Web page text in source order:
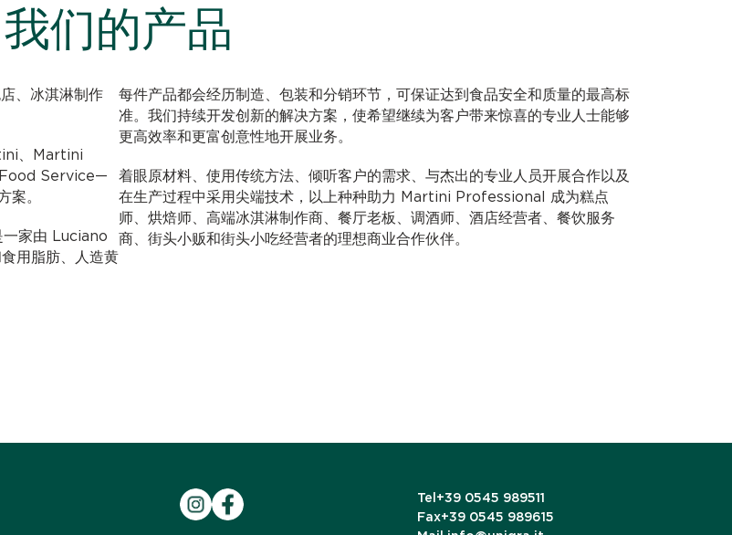
我们的产品
、冰淇淋制作
、Martini
Service—
案。
家由 Luciano
用脂肪、人造黄
每件产品都会经历制造、包装和分销环节，可保证达到食品安全和质量的最高标
准。我们持续开发创新的解决方案，使希望继续为客户带来惊喜的专业人士能够
更高效率和更富创意性地开展业务。
着眼原材料、使用传统方法、倾听客户的需求、与杰出的专业人员开展合作以及
在生产过程中采用尖端技术，以上种种助力 Martini Professional 成为糕点
师、烘焙师、高端冰淇淋制作商、餐厅老板、调酒师、酒店经营者、餐饮服务
商、街头小贩和街头小吃经营者的理想商业合作伙伴。
Tel +39 0545 989511
Fax+39 0545 989615